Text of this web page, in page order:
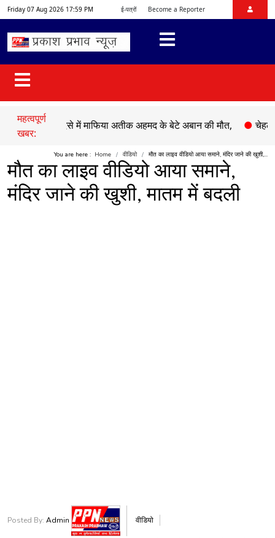
Friday 07 Aug 2026 17:59 PM ई-पत्रों Become a Reporter
महत्वपूर्ण
खबर:
सड़क हादसे में माफिया अतीक अहमद के बेटे अबान की मौत, ●चेहल्लुम पर
You are here : Home वीडियो मौत का लाइव वीडियो आया समाने, मंदिर जाने की खुशी,...
मौत का लाइव वीडियो आया समाने,
मंदिर जाने की खुशी, मातम में बदली
Posted By: Admin वीडियो